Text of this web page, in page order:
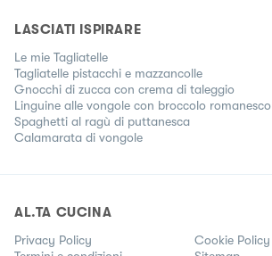
LASCIATI ISPIRARE
Le mie Tagliatelle
Tagliatelle pistacchi e mazzancolle
Gnocchi di zucca con crema di taleggio
Linguine alle vongole con broccolo romanesco
Spaghetti al ragù di puttanesca
Calamarata di vongole
AL.TA CUCINA
Privacy Policy
Cookie Policy